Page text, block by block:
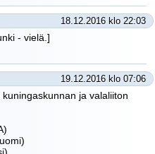
18.12.2016 klo 22:03
- vielä.]
19.12.2016 klo 07:06
ja valaliiton